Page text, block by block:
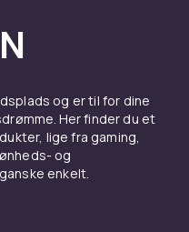
eller
​​som det
oplader til dit
årsagen er det
hos CDON. Vi
hverdagsbærbare
og er til for dine
Her finder du et
lige fra gaming,
og
enkelt.